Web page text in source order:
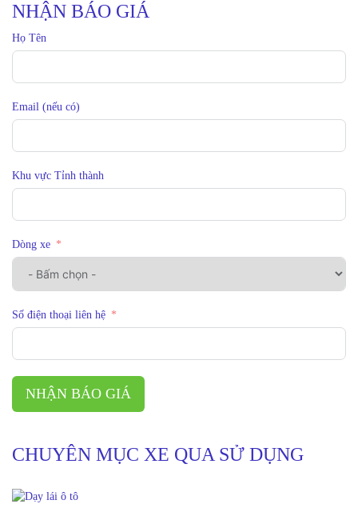
NHẬN BÁO GIÁ
Họ Tên
Email (nếu có)
Khu vực Tỉnh thành
Dòng xe
Số điện thoại liên hệ
NHẬN BÁO GIÁ
CHUYÊN MỤC XE QUA SỬ DỤNG